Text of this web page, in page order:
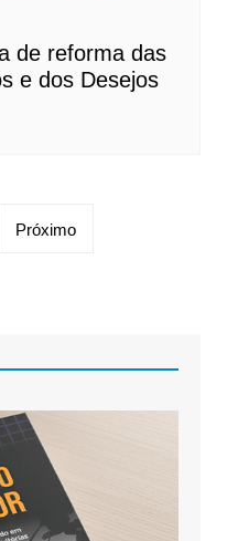
de reforma das
e dos Desejos
Próximo